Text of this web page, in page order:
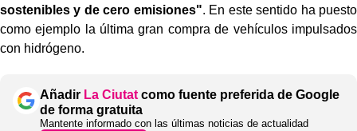
sostenibles y de cero emisiones". En este sentido ha puesto
como ejemplo la última gran compra de vehículos impulsados
con hidrógeno.
Añadir La Ciutat como fuente preferida de Google
de forma gratuita
Mantente informado con las últimas noticias de actualidad